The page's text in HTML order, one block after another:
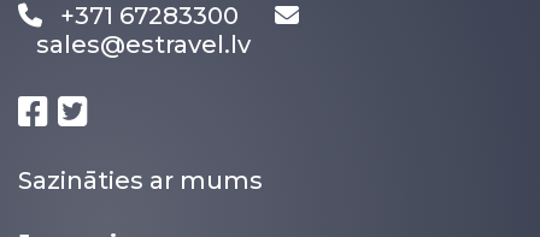
+371 67283300
sales@estravel.lv
Sazināties ar mums